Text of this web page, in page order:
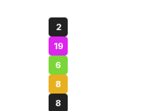
2
19
6
8
8